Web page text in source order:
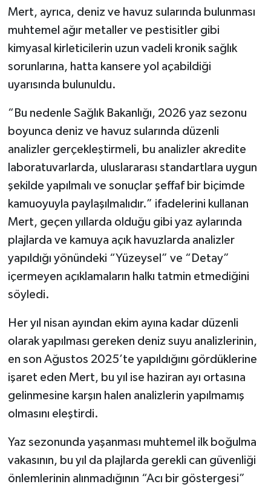
Mert, ayrıca, deniz ve havuz sularında bulunması
muhtemel ağır metaller ve pestisitler gibi
kimyasal kirleticilerin uzun vadeli kronik sağlık
sorunlarına, hatta kansere yol açabildiği
uyarısında bulunuldu.
“Bu nedenle Sağlık Bakanlığı, 2026 yaz sezonu
boyunca deniz ve havuz sularında düzenli
analizler gerçekleştirmeli, bu analizler akredite
laboratuvarlarda, uluslararası standartlara uygun
şekilde yapılmalı ve sonuçlar şeffaf bir biçimde
kamuoyuyla paylaşılmalıdır.” ifadelerini kullanan
Mert, geçen yıllarda olduğu gibi yaz aylarında
plajlarda ve kamuya açık havuzlarda analizler
yapıldığı yönündeki “Yüzeysel” ve “Detay”
içermeyen açıklamaların halkı tatmin etmediğini
söyledi.
Her yıl nisan ayından ekim ayına kadar düzenli
olarak yapılması gereken deniz suyu analizlerinin,
en son Ağustos 2025’te yapıldığını gördüklerine
işaret eden Mert, bu yıl ise haziran ayı ortasına
gelinmesine karşın halen analizlerin yapılmamış
olmasını eleştirdi.
Yaz sezonunda yaşanması muhtemel ilk boğulma
vakasının, bu yıl da plajlarda gerekli can güvenliği
önlemlerinin alınmadığının “Acı bir göstergesi”